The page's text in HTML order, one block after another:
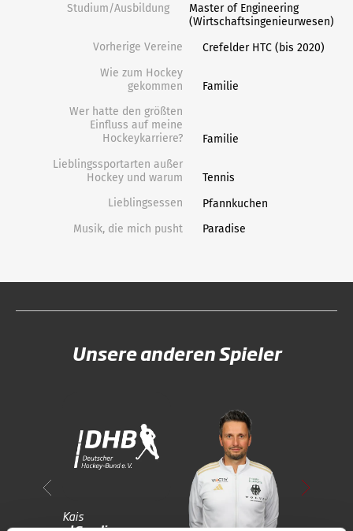
Studium/Ausbildung
Master of Engineering
(Wirtschaftsingenieurwesen)
Vorherige Vereine
Crefelder HTC (bis 2020)
Wie zum Hockey
gekommen
Familie
Wer hatte den größten
Einfluss auf meine
Hockeykarriere?
Familie
Lieblingssportarten außer
Hockey und warum
Tennis
Lieblingsessen
Pfannkuchen
Musik, die mich pusht
Paradise
Unsere anderen Spieler
Kais